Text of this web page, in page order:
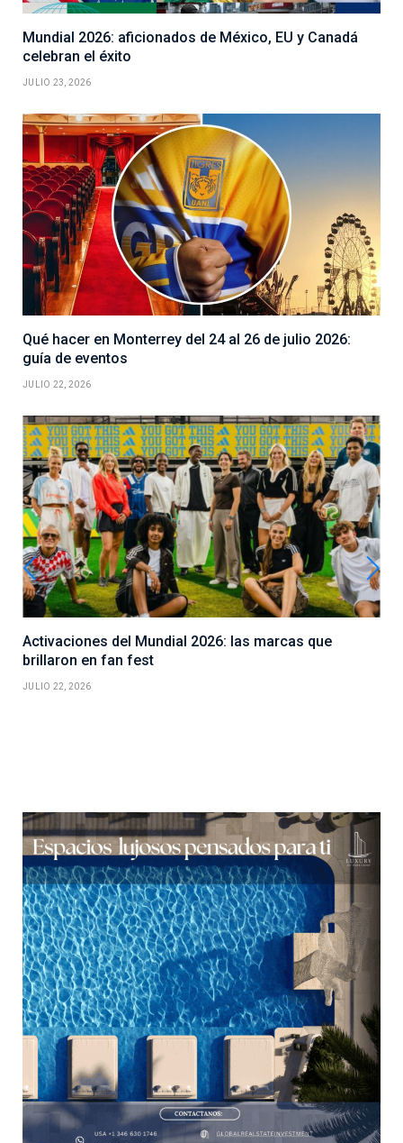
Mundial 2026: aficionados de México, EU y Canadá
celebran el éxito
JULIO 23, 2026
Qué hacer en Monterrey del 24 al 26 de julio 2026:
guía de eventos
JULIO 22, 2026
Activaciones del Mundial 2026: las marcas que
brillaron en fan fest
JULIO 22, 2026